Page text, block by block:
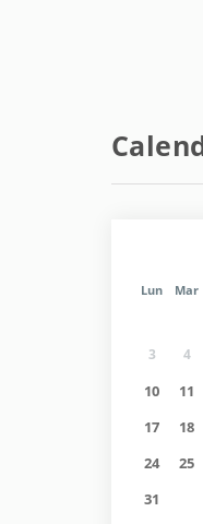
- Week-
Lun Mar
3
4
10
11
17
18
24
25
31